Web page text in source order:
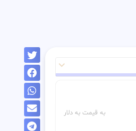
به قیمت به دلار